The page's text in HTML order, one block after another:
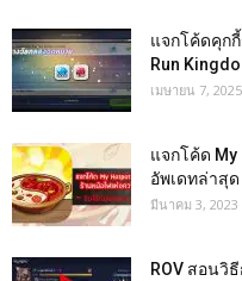
แจกโค้ดคุก
Run
เมษายน 7, 2025
แจกโค้ด
อัพเดทล่าสุด
มีนาคม 3, 2023
ROV สอนวิ